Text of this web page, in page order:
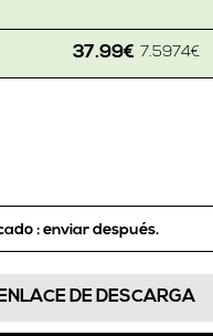
37.99€ 7.5974€
: enviar después.
DE DESCARGA